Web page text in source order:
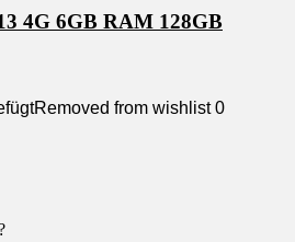
4G 6GB RAM 128GB
Removed from wishlist 0